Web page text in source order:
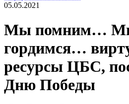
05.05.2021
Мы помним…
гордимся…
ресурсы ЦБС,
Дню Победы